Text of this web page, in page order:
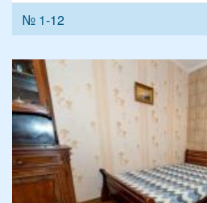
№ 1-12